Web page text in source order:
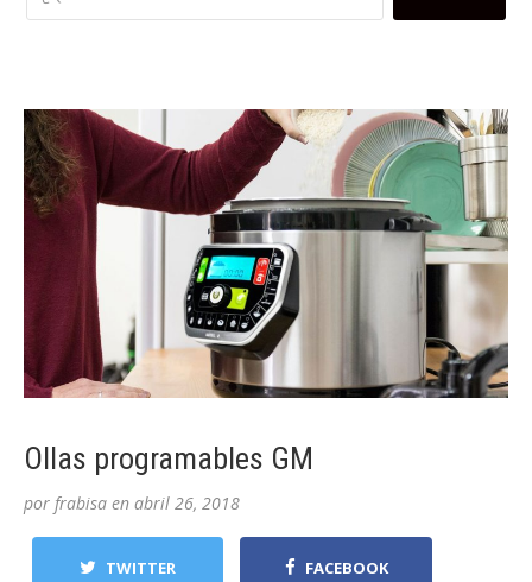
Ollas programables GM
por frabisa en abril 26, 2018
TWITTER FACEBOOK